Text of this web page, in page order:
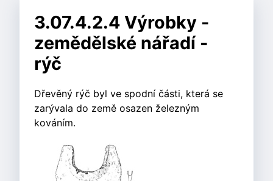
3.07.4.2.4 Výrobky -
zemědělské nářadí -
rýč
Dřevěný rýč byl ve spodní části, která se
zarývala do země osazen železným
kováním.